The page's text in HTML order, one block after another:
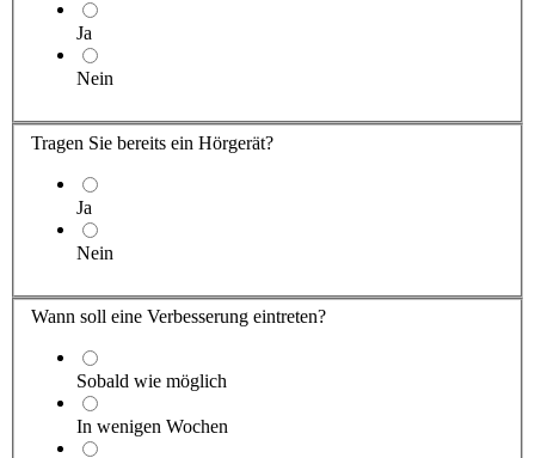
Ja
Nein
Tragen Sie bereits ein Hörgerät?
Ja
Nein
Wann soll eine Verbesserung eintreten?
Sobald wie möglich
In wenigen Wochen